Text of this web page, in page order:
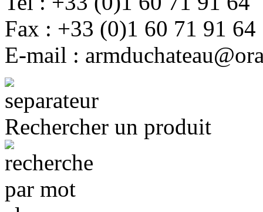
Fax : +33 (0)1 60 71 91 64
E-mail :
Rechercher un produit